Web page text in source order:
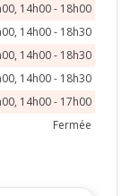
14h00 - 18h00
14h00 - 18h30
14h00 - 18h30
14h00 - 18h30
14h00 - 17h00
Fermée